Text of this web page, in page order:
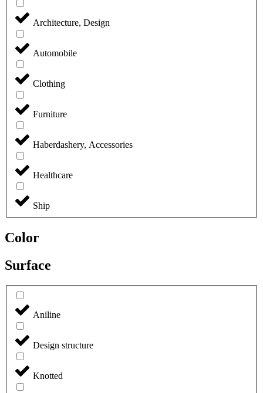
Architecture, Design
Automobile
Clothing
Furniture
Haberdashery, Accessories
Healthcare
Ship
Color
Surface
Aniline
Design structure
Knotted